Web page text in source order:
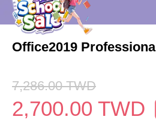
Office2019
7,286.00 TWD
2,700.00 TWD